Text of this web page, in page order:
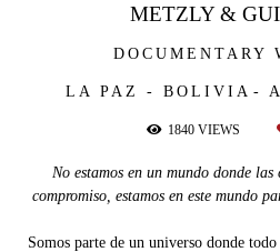
DOCUMENTARY
LA PAZ - BOLIVIA
METZLY &
1840 VIEWS
No estamos en un mundo donde
compromiso, estamos en este mundo
Somos parte de un universo donde